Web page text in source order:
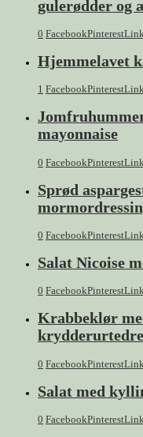
gulerødder og
0 FacebookPinterest
Hjemmelavet
1 FacebookPinterest
mayonnaise
0 FacebookPinterest
Sprød
0 FacebookPinterest
Salat Nicoise
0 FacebookPinterest
Krabbeklør
0 FacebookPinterest
Salat med
0 FacebookPinterest